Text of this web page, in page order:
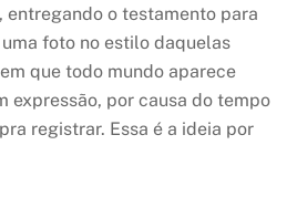
entregando o testamento para
foto no estilo daquelas
que todo mundo aparece
expressão, por causa do tempo
registrar. Essa é a ideia por